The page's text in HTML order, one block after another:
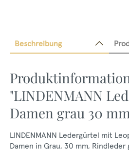
Beschreibung
"LINDENMANN
Damen grau 30
LINDENMANN Ledergürtel mit
Damen in Grau, 30 mm,